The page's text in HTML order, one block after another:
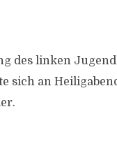
des linken
sich an